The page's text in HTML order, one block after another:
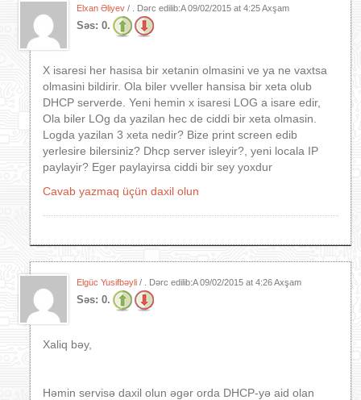
Elxan Əliyev / . Dərc edilib:A09/02/2015 at 4:25 Axşam
Səs: 0.
X isaresi her hasisa bir xetanin olmasini ve ya ne vaxtsa
olmasini bildirir. Ola biler vveller hansisa bir xeta olub
DHCP serverde. Yeni hemin x isaresi LOG a isare edir,
Ola biler LOg da yazilan hec de ciddi bir xeta olmasin.
Logda yazilan 3 xeta nedir? Bize print screen edib
yerlesire bilersiniz? Dhcp server isleyir?, yeni locala IP
paylayir? Eger paylayirsa ciddi bir sey yoxdur
Cavab yazmaq üçün daxil olun
Elgüc Yusifbəyli / . Dərc edilib:A09/02/2015 at 4:26 Axşam
Səs: 0.
Xaliq bəy,
Həmin servisə daxil olun əgər orda DHCP-yə aid olan